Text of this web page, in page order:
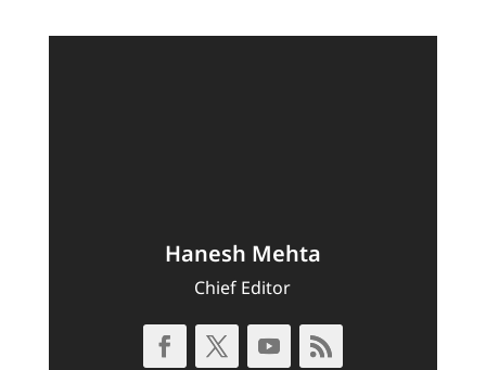
Hanesh Mehta
Chief Editor